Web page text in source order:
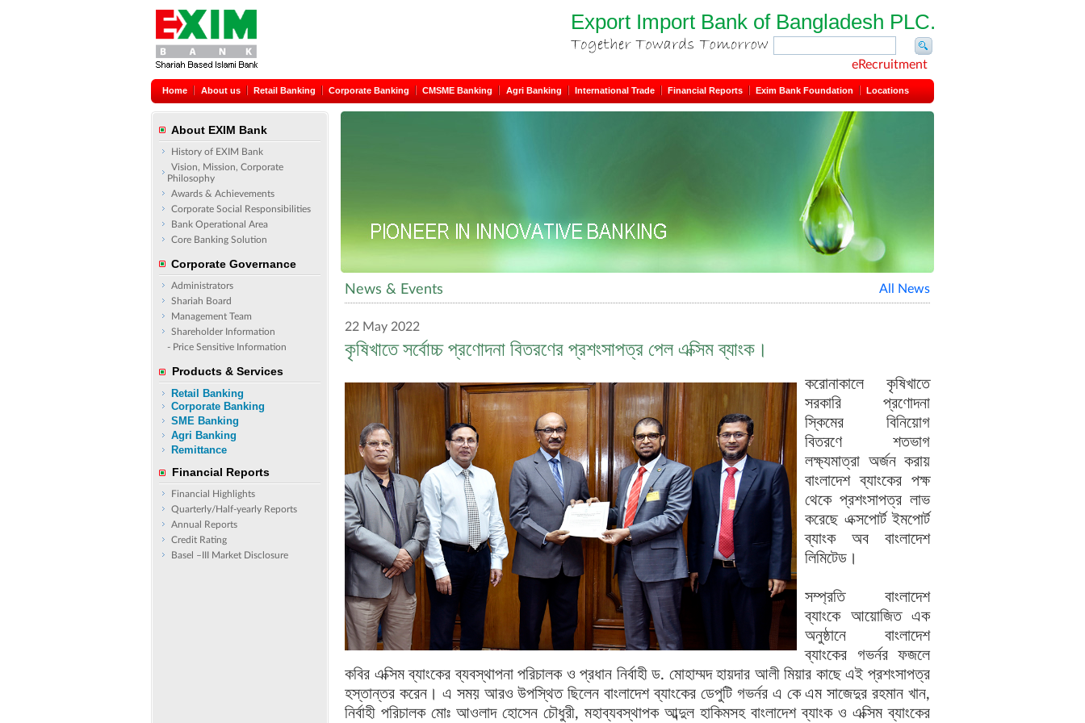
Export Import Bank of Bangladesh PLC.
eRecruitment
Home About us Retail Banking Corporate Banking CMSME Banking Agri Banking International Trade Financial Reports Exim Bank Foundation Locations
About EXIM Bank
History of EXIM Bank
Vision, Mission, Corporate
Philosophy
Awards & Achievements
Corporate Social Responsibilities
Bank Operational Area
Core Banking Solution
Corporate Governance
Administrators
Shariah Board
Management Team
Shareholder Information
- Price Sensitive Information
Products & Services
Retail Banking
Corporate Banking
SME Banking
Agri Banking
Remittance
Financial Reports
Financial Highlights
Quarterly/Half-yearly Reports
Annual Reports
Credit Rating
Basel –III Market Disclosure
News & Events All News
22 May 2022
কৃষিখাতে সর্বোচ্চ প্রণোদনা বিতরণের প্রশংসাপত্র পেল এক্সিম ব্যাংক।
করোনাকালে কৃষিখাতে
সরকারি প্রণোদনা
স্কিমের বিনিয়োগ
বিতরণে শতভাগ
লক্ষ্যমাত্রা অর্জন করায়
বাংলাদেশ ব্যাংকের পক্ষ
থেকে প্রশংসাপত্র লাভ
করেছে এক্সপোর্ট ইমপোর্ট
ব্যাংক অব বাংলাদেশ
লিমিটেড।
সম্প্রতি বাংলাদেশ
ব্যাংকে আয়োজিত এক
অনুষ্ঠানে বাংলাদেশ
ব্যাংকের গভর্নর ফজলে
কবির এক্সিম ব্যাংকের ব্যবস্থাপনা পরিচালক ও প্রধান নির্বাহী ড. মোহাম্মদ হায়দার আলী মিয়ার কাছে এই প্রশংসাপত্র
হস্তান্তর করেন। এ সময় আরও উপস্থিত ছিলেন বাংলাদেশ ব্যাংকের ডেপুটি গভর্নর এ কে এম সাজেদুর রহমান খান,
নির্বাহী পরিচালক মোঃ আওলাদ হোসেন চৌধুরী, মহাব্যবস্থাপক আব্দুল হাকিমসহ বাংলাদেশ ব্যাংক ও এক্সিম ব্যাংকের